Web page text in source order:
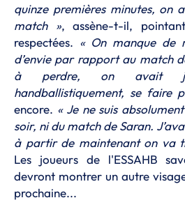
quinze premières minutes, on
match », assène-t-il,
respectées. « On manque de
d’envie par rapport au match
à perdre, on avait
handballistiquement, se faire
encore. « Je ne suis
soir, ni du match de Saran.
à partir de maintenant on va
Les joueurs de l'ESSAHB
devront montrer un autre
prochaine...